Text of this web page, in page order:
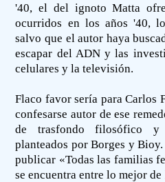
'40, el del ignoto Matta
ocurridos en los años '40,
salvo que el autor haya
escapar del ADN y las
celulares y la televisión.
Flaco favor sería para Carlos
confesarse autor de ese
de trasfondo filosófico y
planteados por Borges y
publicar «Todas las familias
se encuentra entre lo mejor